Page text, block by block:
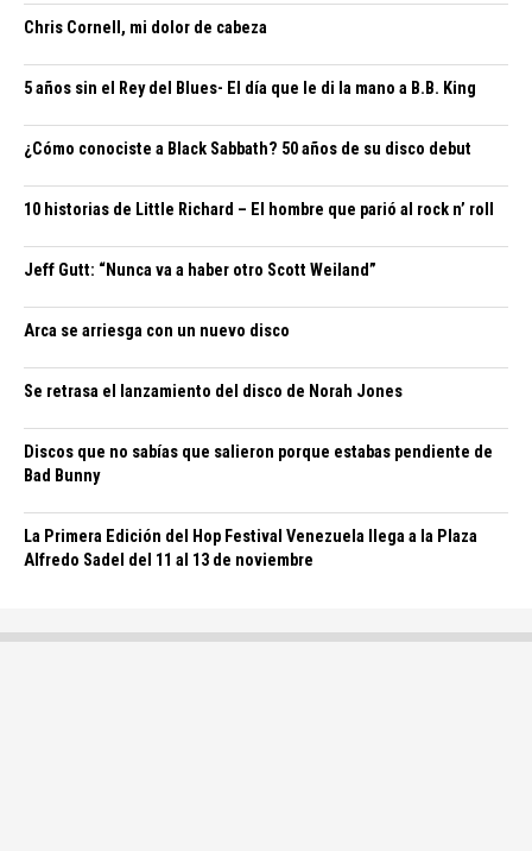
Chris Cornell, mi dolor de cabeza
5 años sin el Rey del Blues- El día que le di la mano a B.B. King
¿Cómo conociste a Black Sabbath? 50 años de su disco debut
10 historias de Little Richard – El hombre que parió al rock n’ roll
Jeff Gutt: “Nunca va a haber otro Scott Weiland”
Arca se arriesga con un nuevo disco
Se retrasa el lanzamiento del disco de Norah Jones
Discos que no sabías que salieron porque estabas pendiente de
Bad Bunny
La Primera Edición del Hop Festival Venezuela llega a la Plaza
Alfredo Sadel del 11 al 13 de noviembre